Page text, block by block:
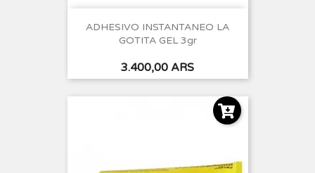
ADHESIVO INSTANTANEO LA
GOTITA GEL 3gr
Precio
3.400,00 ARS